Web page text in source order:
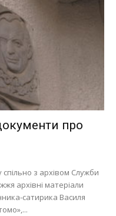
про
з архівом Служби
архівні матеріали
сатирика Василя